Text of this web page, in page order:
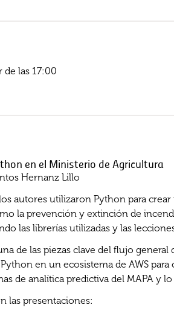
de las 17:00
en el Ministerio de Agricultura
Hernanz Lillo
autores utilizaron Python para
la prevención y extinción de
las librerías utilizadas y las
de las piezas clave del flujo
en un ecosistema de AWS
de analítica predictiva del MAPA y
las presentaciones: